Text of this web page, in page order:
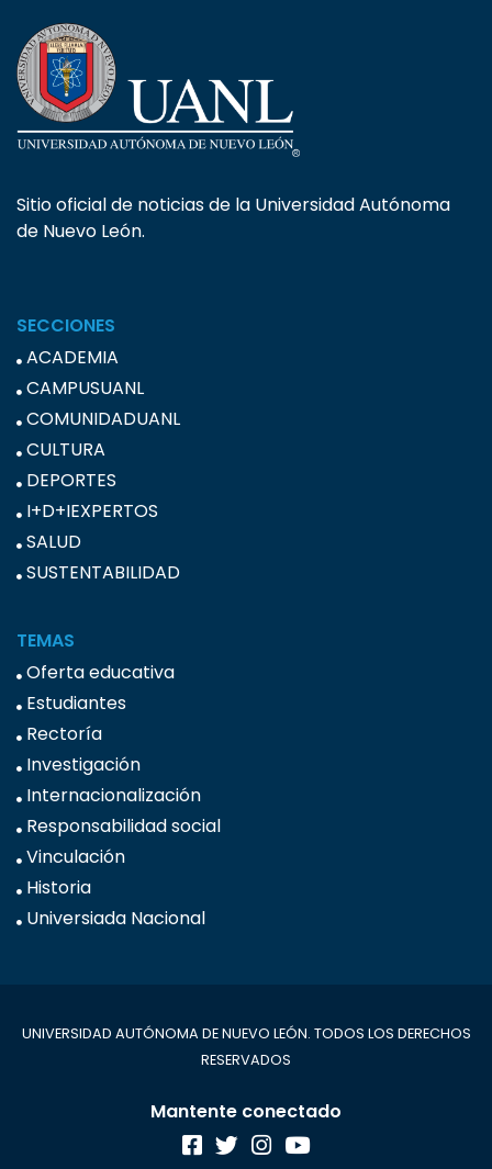
Sitio oficial de noticias de la Universidad Autónoma
de Nuevo León.
SECCIONES
ACADEMIA
CAMPUSUANL
COMUNIDADUANL
CULTURA
DEPORTES
I+D+IEXPERTOS
SALUD
SUSTENTABILIDAD
TEMAS
Oferta educativa
Estudiantes
Rectoría
Investigación
Internacionalización
Responsabilidad social
Vinculación
Historia
Universiada Nacional
UNIVERSIDAD AUTÓNOMA DE NUEVO LEÓN. TODOS LOS DERECHOS
RESERVADOS
Mantente conectado